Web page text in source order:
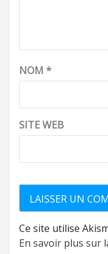
NOM *
SITE WEB
Ce site utilise
En savoir plus sur